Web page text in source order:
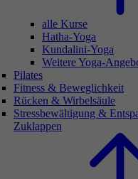
alle Kurse
Hatha-Yoga
Kundalini-Yoga
Weitere Yoga-
Pilates
Fitness & Beweglichkeit
Rücken & Wirbelsäule
Stressbewältigung &
Zuklappen